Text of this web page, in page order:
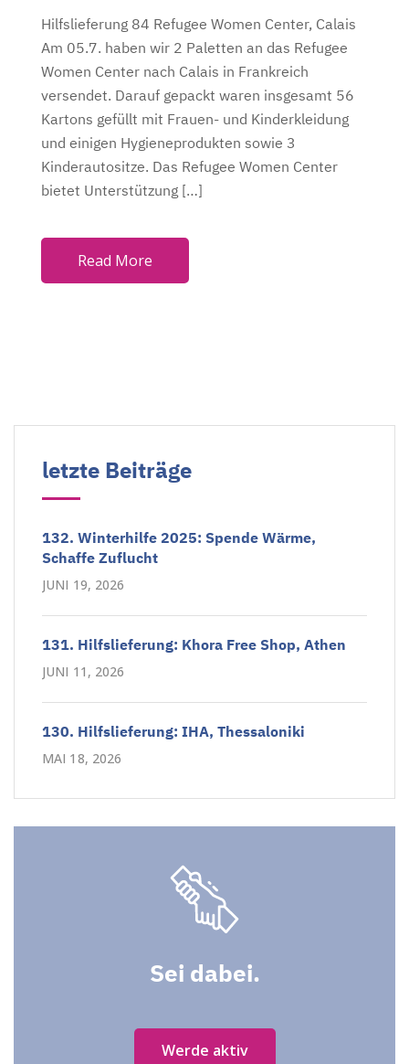
N
Hilfslieferung 84 Refugee Women Center, Calais
Am 05.7. haben wir 2 Paletten an das Refugee
Women Center nach Calais in Frankreich
versendet. Darauf gepackt waren insgesamt 56
Kartons gefüllt mit Frauen- und Kinderkleidung
und einigen Hygieneprodukten sowie 3
Kinderautositze. Das Refugee Women Center
bietet Unterstützung […]
Read More
letzte Beiträge
132. Winterhilfe 2025: Spende Wärme,
Schaffe Zuflucht
JUNI 19, 2026
131. Hilfslieferung: Khora Free Shop, Athen
JUNI 11, 2026
130. Hilfslieferung: IHA, Thessaloniki
MAI 18, 2026
Sei dabei.
Werde aktiv